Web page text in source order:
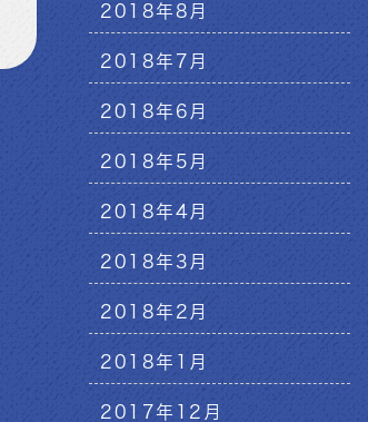
2018年8月
2018年7月
2018年6月
2018年5月
2018年4月
2018年3月
2018年2月
2018年1月
2017年12月